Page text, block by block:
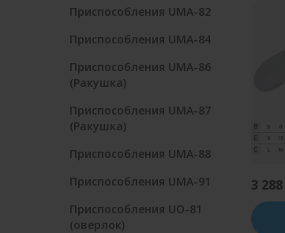
Приспособления UMA-82
Приспособления UMA-84
Приспособления UMA-86
(Ракушка)
Приспособления UMA-87
(Ракушка)
Приспособления UMA-88
Приспособления UMA-91
Приспособления UO-81
(оверлок)
3